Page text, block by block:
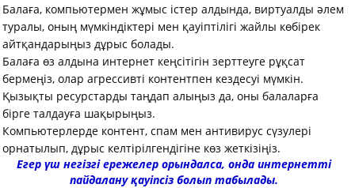
Балаға, компьютермен жұмыс істер алдында, виртуалды әлем
туралы, оның мүмкіндіктері мен қауіптілігі жайлы көбірек
айтқандарыңыз дұрыс болады.
Балаға өз алдына интернет кеңсітігін зерттеуге рұқсат
бермеңiз, олар агрессивтi контентпен кездесуі мүмкін.
Қызықты ресурстарды таңдап алыңыз да, оны балаларға
бірге талдауға шақырыңыз.
Компьютерлерде контент, спам мен антивирус сүзулерi
орнатылып, дұрыс келтірілгендігіне көз жеткiзiңiз.
Егер үш негізгі ережелер орындалса, онда интернетті
пайдалану қауіпсіз болып табылады.